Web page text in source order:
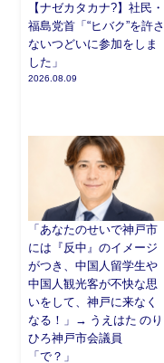
【ナゼカタカナ?】社民・
福島党首「“ヒバク”を許さ
ないつどいに参加をしま
した」
2026.08.09
「あなたのせいで神戸市
には『反中』のイメージ
がつき、中国人留学生や
中国人観光客が不快な思
いをして、神戸に来なく
なる！」→ うえはた のり
ひろ神戸市会議員
「で？」